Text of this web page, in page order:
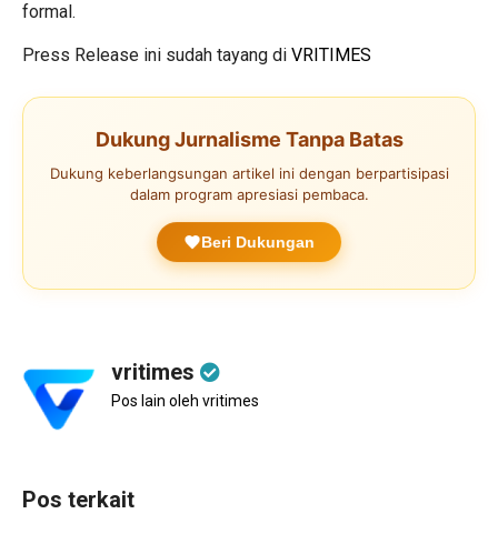
formal.
Press Release ini sudah tayang di VRITIMES
Dukung Jurnalisme Tanpa Batas
Dukung keberlangsungan artikel ini dengan berpartisipasi
dalam program apresiasi pembaca.
Beri Dukungan
vritimes
Pos lain oleh vritimes
Pos terkait